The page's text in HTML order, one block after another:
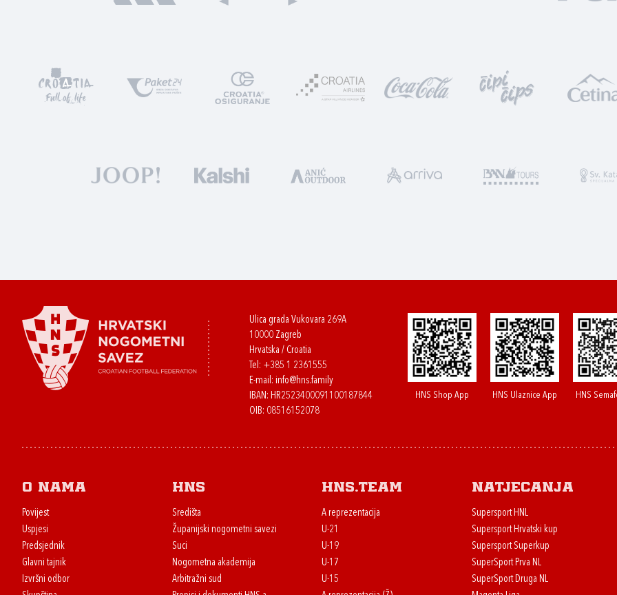
Ulica grada Vukovara 269A
10000 Zagreb
Hrvatska / Croatia
Tel: +385 1 2361555
E-mail: info@hns.family
IBAN: HR2523400091100187844
OIB: 08516152078
HNS Shop App HNS Ulaznice App HNS
O nama
Povijest
Uspjesi
Predsjednik
Glavni tajnik
Izvršni odbor
HNS
Središta
Županijski nogometni savezi
Suci
Nogometna akademija
Arbitražni sud
HNS.team
A reprezentacija
U-21
U-19
U-17
U-15
Natjecanja
Supersport HNL
Supersport Hrvatski kup
Supersport Superkup
SuperSport Prva NL
SuperSport Druga NL